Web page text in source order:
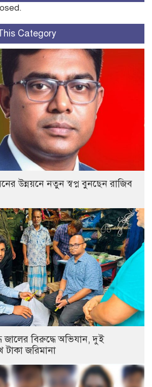
Category
উন্নয়নে নতুন স্বপ্ন বুনছেন রাজিব
জালের বিরুদ্ধে অভিযান, দুই
টাকা জরিমানা